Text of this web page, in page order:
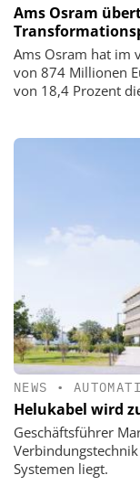
Ams Osram
Ams Osram hat im
von 874 Millionen
von 18,4 Prozent
NEWS •
Helukabel wird
Geschäftsführer
Systemen liegt.